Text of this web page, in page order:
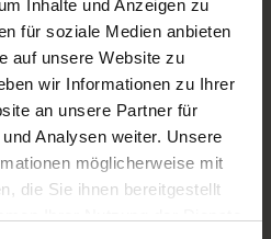
Inhalte und Anzeigen zu
für soziale Medien anbieten
auf unsere Website zu
wir Informationen zu Ihrer
an unsere Partner für
Analysen weiter. Unsere
möglicherweise mit
die Sie ihnen bereitgestellt
LÄNDERN ANSEHEN